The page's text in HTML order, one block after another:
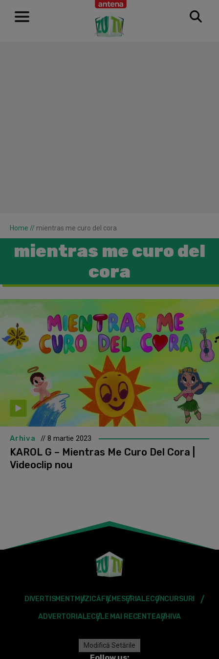
RECLAMĂ
Home // mientras me curo del cora
mientras me curo del
cora
Arhiva // 8 martie 2023
KAROL G – Mientras Me Curo Del Cora |
Videoclip nou
DIVERTISMENT MUZICĂFILMESERIALECONCURSURI
ADVERTORIALECELE MAI RECENTEARHIVA
Modifică Setările